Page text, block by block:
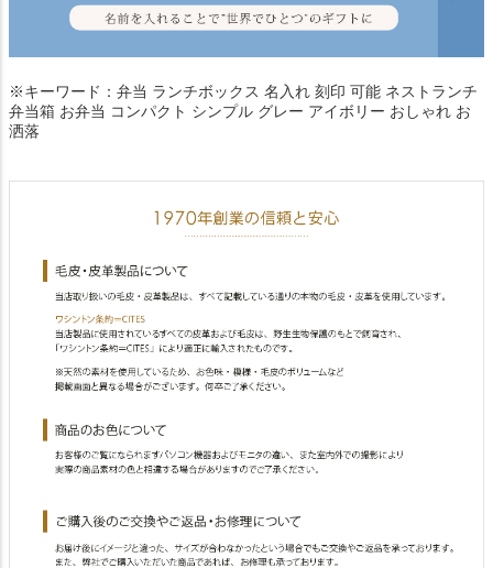
※キーワード：弁当 ランチボックス 名入れ 刻印 可能 ネストランチ
弁当箱 お弁当 コンパクト シンプル グレー アイボリー おしゃれ お
洒落